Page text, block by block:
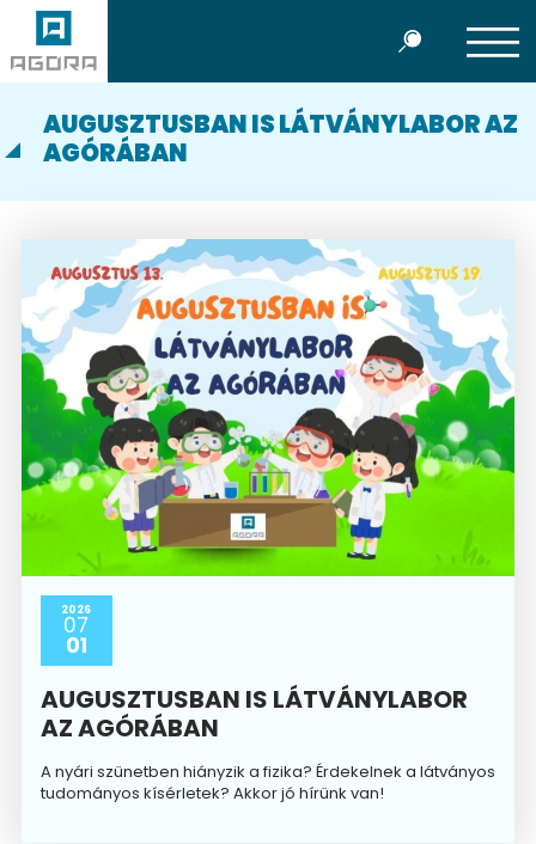
AUGUSZTUSBAN IS LÁTVÁNYLABOR AZ
AGÓRÁBAN
2026
07
01
AUGUSZTUSBAN IS LÁTVÁNYLABOR
AZ AGÓRÁBAN
A nyári szünetben hiányzik a fizika? Érdekelnek a látványos
tudományos kísérletek? Akkor jó hírünk van!